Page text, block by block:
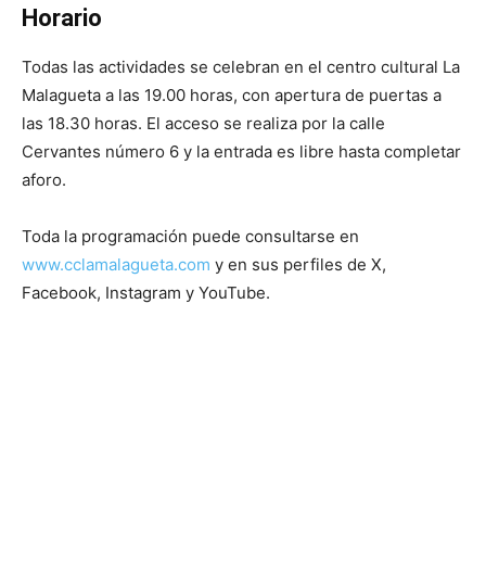
Horario
Todas las actividades se celebran en el centro cultural La
Malagueta a las 19.00 horas, con apertura de puertas a
las 18.30 horas. El acceso se realiza por la calle
Cervantes número 6 y la entrada es libre hasta completar
aforo.
Toda la programación puede consultarse en
www.cclamalagueta.com y en sus perfiles de X,
Facebook, Instagram y YouTube.